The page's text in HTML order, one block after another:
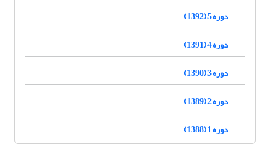
دوره 5 (1392)
دوره 4 (1391)
دوره 3 (1390)
دوره 2 (1389)
دوره 1 (1388)